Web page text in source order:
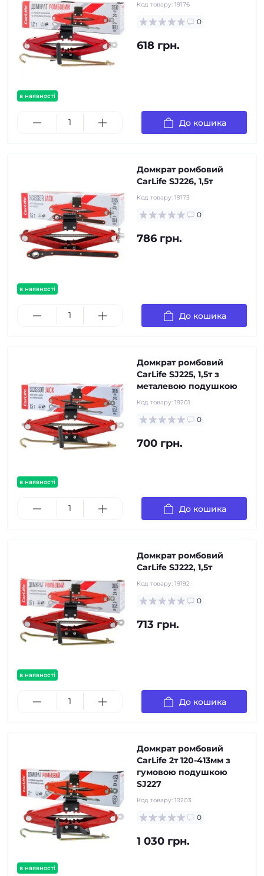
в наявності
Код товару: 19176
0
618 грн.
До кошика
в наявності
Домкрат ромбовий
CarLife SJ226, 1,5т
Код товару: 19173
0
786 грн.
До кошика
в наявності
Домкрат ромбовий
CarLife SJ225, 1,5т з
металевою подушкою
Код товару: 19201
0
700 грн.
До кошика
в наявності
Домкрат ромбовий
CarLife SJ222, 1,5т
Код товару: 19192
0
713 грн.
До кошика
в наявності
Домкрат ромбовий
CarLife 2т 120-413мм з
гумовою подушкою
SJ227
Код товару: 19203
0
1 030 грн.